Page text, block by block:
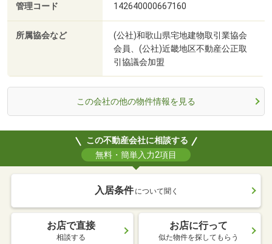
管理コード 142640000667160
所属協会など
(公社)和歌山県宅地建物取引業協会
会員、(公社)近畿地区不動産公正取
引協議会加盟
この会社の他の物件情報を見る
この不動産会社に相談する
無料・簡単入力2項目
入居条件 について聞く
お店で直接
相談する
お店に行って
似た物件を探してもらう